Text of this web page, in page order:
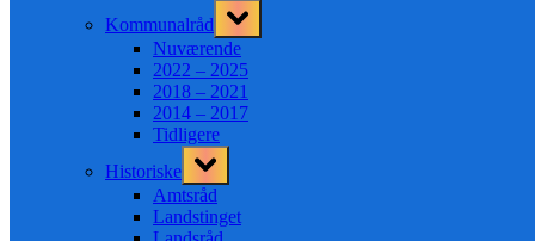
Kommunalråd
Toggle
sub-
menu
Nuværende
2022 – 2025
2018 – 2021
2014 – 2017
Tidligere
Historiske
Toggle
sub-
menu
Amtsråd
Landstinget